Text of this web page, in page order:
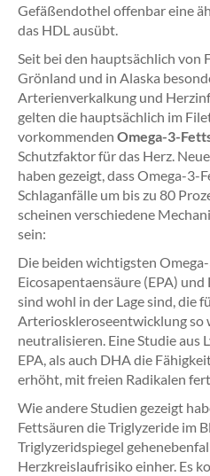
Gefäßendothel offenbar eine
das HDL ausübt.
Seit bei den hauptsächlich von
Grönland und in Alaska
Arterienverkalkung und
gelten die hauptsächlich im
vorkommenden Omega-3-
Schutzfaktor für das Herz.
haben gezeigt, dass Omega-3-
Schlaganfälle um bis zu 80
scheinen verschiedene
sein:
Die beiden wichtigsten
Eicosapentaensäure (EPA)
sind wohl in der Lage sind, die
Arterioskleroseentwicklung so
neutralisieren. Eine Studie aus
EPA, als auch DHA die
erhöht, mit freien Radikalen
Wie andere Studien gezeigt
Fettsäuren die Triglyzeride im
Triglyzeridspiegel
Herzkreislaufrisiko einher. Es